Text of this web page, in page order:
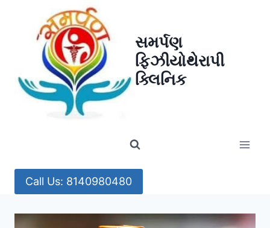
સમર્પણ
ફિઝીયોથેરાપી
ક્લિનિક
Call Us: 8140980480